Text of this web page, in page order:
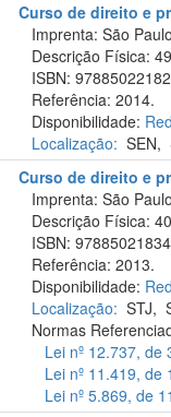
Curso de direito e
Imprenta: São
Descrição Física:
ISBN:
Referência: 2014.
Disponibilidade:
Localização: SEN,
Curso de direito e
Imprenta: São
Descrição Física:
ISBN:
Referência: 2013.
Disponibilidade:
Localização: STJ,
Normas
Lei nº 12.737, de
Lei nº 11.419, de
Lei nº 5.869, de